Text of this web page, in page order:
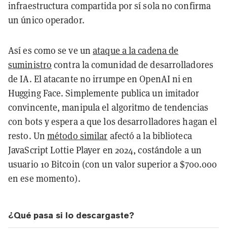
infraestructura compartida por sí sola no confirma
un único operador.
Así es como se ve unataque a la cadena de
suministro contra la comunidad de desarrolladores
de IA. El atacante no irrumpe en OpenAI ni en
Hugging Face. Simplemente publica un imitador
convincente, manipula el algoritmo de tendencias
con bots y espera a que los desarrolladores hagan el
resto. Un método similar afectó a la biblioteca
JavaScript Lottie Player en 2024, costándole a un
usuario 10 Bitcoin (con un valor superior a $700.000
en ese momento).
¿Qué pasa si lo descargaste?